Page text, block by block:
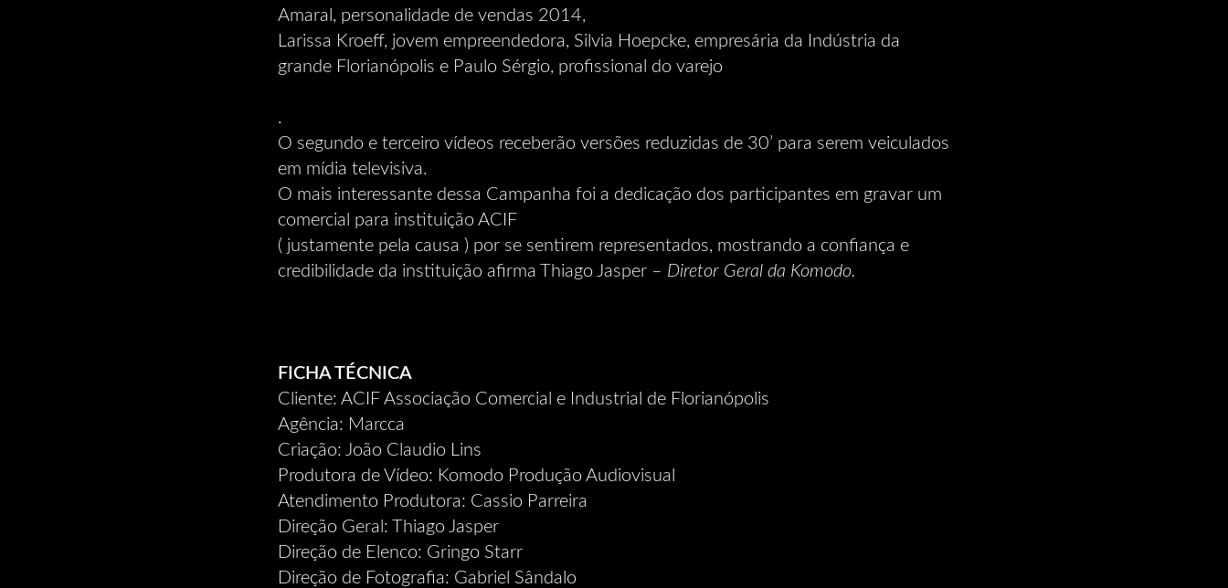
Amaral, personalidade de vendas 2014,
Larissa Kroeff, jovem empreendedora, Silvia Hoepcke, empresária da Indústria da
grande Florianópolis e Paulo Sérgio, profissional do varejo
.
O segundo e terceiro vídeos receberão versões reduzidas de 30’ para serem veiculados
em mídia televisiva.
O mais interessante dessa Campanha foi a dedicação dos participantes em gravar um
comercial para instituição ACIF
( justamente pela causa ) por se sentirem representados, mostrando a confiança e
credibilidade da instituição afirma Thiago Jasper – Diretor Geral da Komodo.
FICHA TÉCNICA
Cliente: ACIF Associação Comercial e Industrial de Florianópolis
Agência: Marcca
Criação: João Claudio Lins
Produtora de Vídeo: Komodo Produção Audiovisual
Atendimento Produtora: Cassio Parreira
Direção Geral: Thiago Jasper
Direção de Elenco: Gringo Starr
Direção de Fotografia: Gabriel Sândalo